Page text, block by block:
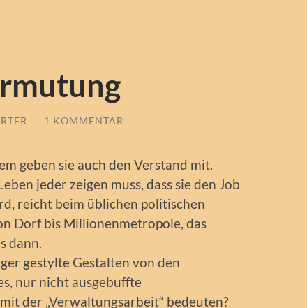
/ 1 KOMMENTAR
geben sie auch den Verstand mit.
jeder zeigen muss, dass sie den Job
reicht beim üblichen politischen
Dorf bis Millionenmetropole, das
dann.
gestylte Gestalten von den
nur nicht ausgebuffte
der „Verwaltungsarbeit“ bedeuten?